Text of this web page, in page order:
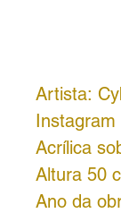
Artista:
Acrílica
Altura 50
Ano da